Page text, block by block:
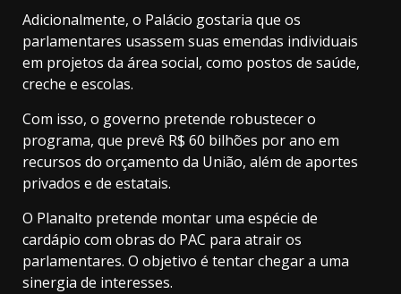
Adicionalmente, o Palácio gostaria que os
parlamentares usassem suas emendas individuais
em projetos da área social, como postos de saúde,
creche e escolas.
Com isso, o governo pretende robustecer o
programa, que prevê R$ 60 bilhões por ano em
recursos do orçamento da União, além de aportes
privados e de estatais.
O Planalto pretende montar uma espécie de
cardápio com obras do PAC para atrair os
parlamentares. O objetivo é tentar chegar a uma
sinergia de interesses.